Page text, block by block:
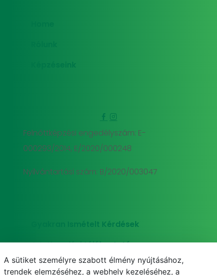
Felnőttképzési engedélyszám: E-
000293/2014, E/2020/000248
Nyilvántartási szám: B/2020/003047
Gyakran Ismételt Kérdések
Adatkezelési tájékoztató
Süti (cookie) tájékoztató
A sütiket személyre szabott élmény nyújtásához,
trendek elemzéséhez, a webhely kezeléséhez, a